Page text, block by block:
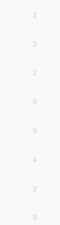
2
3
2
8
9
4
2
3